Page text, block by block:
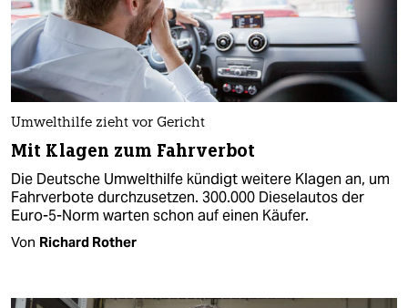
Umwelthilfe zieht vor Gericht
Mit Klagen zum Fahrverbot
Die Deutsche Umwelthilfe kündigt weitere Klagen an, um
Fahrverbote durchzusetzen. 300.000 Dieselautos der
Euro-5-Norm warten schon auf einen Käufer.
Von Richard Rother